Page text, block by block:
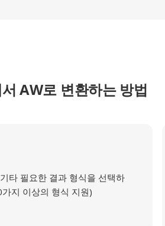
AW로 변환하는 방법
타 필요한 결과 형식을 선택하
지 이상의 형식 지원)